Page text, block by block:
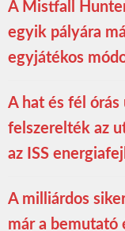
A Mistfall
egyik pályára
egyjátékos
A hat és fél órás
felszerelték az
az ISS
A milliárdos
már a bemutató